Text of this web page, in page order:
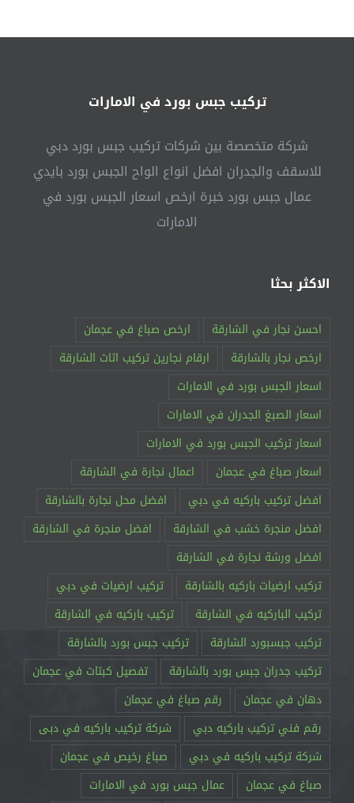
اصباغ
تركيب جبس بورد في الامارات
شركة متخصصة بين شركات تركيب جبس بورد دبي
للاسقف والجدران افضل انواع الواح الجبس بورد بايدي
عمال جبس بورد خبرة ارخص اسعار الجبس بورد في
الامارات
الاكثر بحثا
احسن نجار في الشارقة
ارخص صباغ في عجمان
ارخص نجار بالشارقة
ارقام نجارين تركيب اثاث الشارقة
اسعار الجبس بورد في الامارات
اسعار الصبغ الجدران في الامارات
اسعار تركيب الجبس بورد في الامارات
اسعار صباغ في عجمان
اعمال نجارة في الشارقة
افضل تركيب باركيه في دبي
افضل محل نجارة بالشارقة
افضل منجرة خشب في الشارقة
افضل منجرة في الشارقة
افضل ورشة نجارة في الشارقة
تركيب ارضيات باركيه بالشارقة
تركيب ارضيات في دبي
تركيب الباركيه في الشارقة
تركيب باركيه في الشارقة
تركيب جبسبورد الشارقة
تركيب جبس بورد بالشارقة
تركيب جدران جبس بورد بالشارقة
تفصيل كبتات في عجمان
دهان في عجمان
رقم صباغ في عجمان
رقم فني تركيب باركيه دبي
شركة تركيب باركيه في دبى
شركة تركيب باركيه في دبي
صباغ رخيص في عجمان
صباغ في عجمان
عمال جبس بورد في الامارات